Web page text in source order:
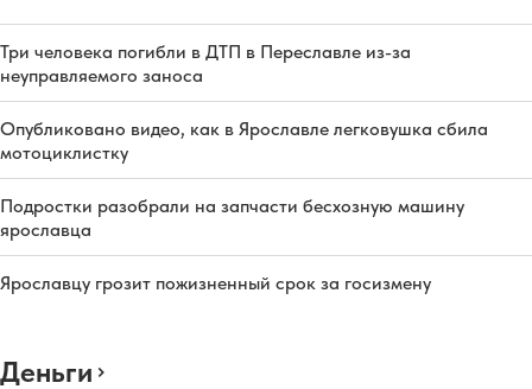
Три человека погибли в ДТП в Переславле из-за
неуправляемого заноса
Опубликовано видео, как в Ярославле легковушка сбила
мотоциклистку
Подростки разобрали на запчасти бесхозную машину
ярославца
Ярославцу грозит пожизненный срок за госизмену
Деньги